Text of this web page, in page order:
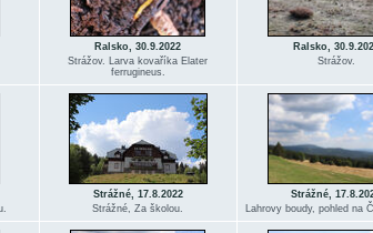
Ralsko, 30.9.2022
Strážov. Larva kovaříka Elater
ferrugineus.
Ralsko,
Strážov.
Strážné, 17.8.2022
Strážné, Za školou.
Strážné,
Lahrovy boudy, pohled na